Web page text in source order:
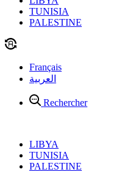
TUNISIA
PALESTINE
Français
العربية
Rechercher
LIBYA
TUNISIA
PALESTINE